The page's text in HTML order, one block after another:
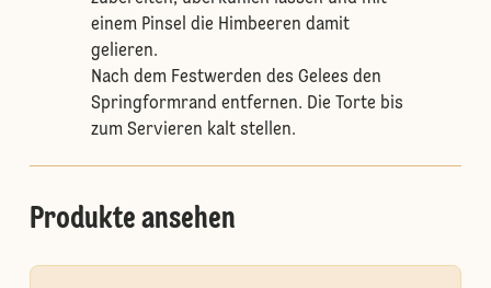
einem Pinsel die Himbeeren damit
gelieren.
Nach dem Festwerden des Gelees den
Springformrand entfernen. Die Torte bis
zum Servieren kalt stellen.
Produkte ansehen